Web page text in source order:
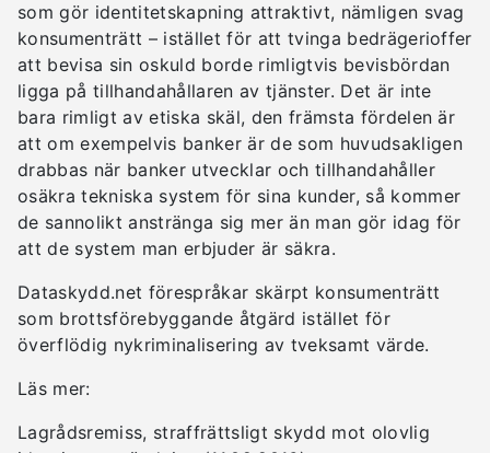
som gör identitetskapning attraktivt, nämligen svag
konsumenträtt – istället för att tvinga bedrägerioffer
att bevisa sin oskuld borde rimligtvis bevisbördan
ligga på tillhandahållaren av tjänster. Det är inte
bara rimligt av etiska skäl, den främsta fördelen är
att om exempelvis banker är de som huvudsakligen
drabbas när banker utvecklar och tillhandahåller
osäkra tekniska system för sina kunder, så kommer
de sannolikt anstränga sig mer än man gör idag för
att de system man erbjuder är säkra.
Dataskydd.net förespråkar skärpt konsumenträtt
som brottsförebyggande åtgärd istället för
överflödig nykriminalisering av tveksamt värde.
Läs mer:
Lagrådsremiss, straffrättsligt skydd mot olovlig